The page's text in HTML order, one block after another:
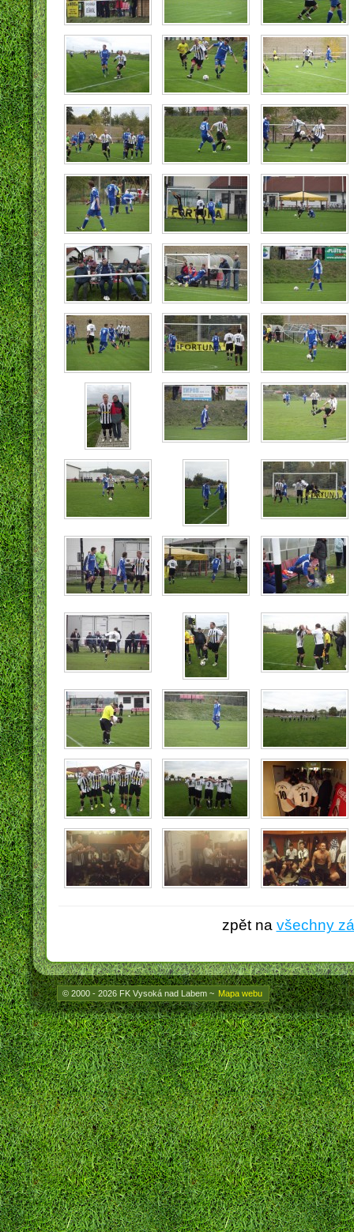
zpět na všechny
© 2000 - 2026 FK Vysoká nad Labem ~ Mapa webu